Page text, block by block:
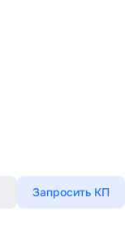
Запросить КП